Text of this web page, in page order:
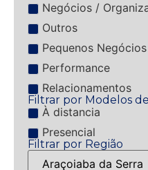
Negócios /
Outros
Pequenos Negócios
Performance
Relacionamentos
Filtrar por Modelos
À distancia
Presencial
Filtrar por Região